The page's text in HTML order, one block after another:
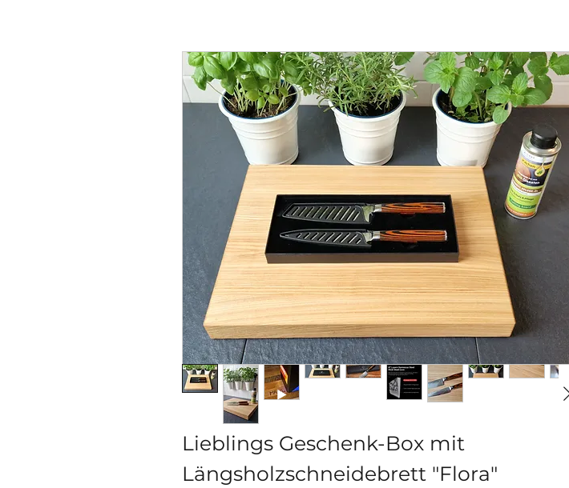
Lieblings Geschenk-Box mit
Längsholzschneidebrett "Flora"